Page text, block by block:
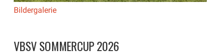
Bildergalerie
VBSV SOMMERCUP 2026